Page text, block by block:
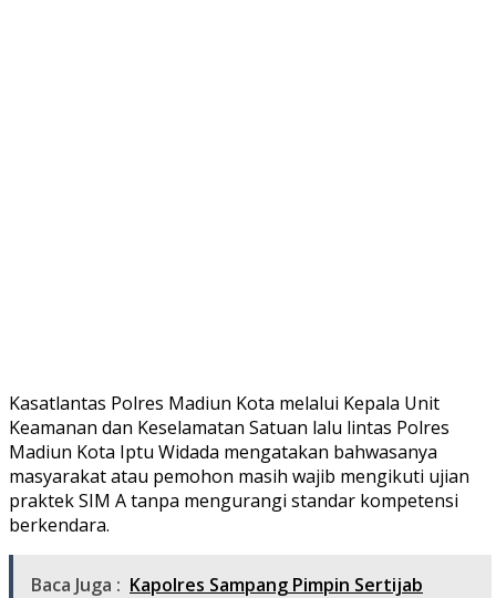
Kasatlantas Polres Madiun Kota melalui Kepala Unit
Keamanan dan Keselamatan Satuan lalu lintas Polres
Madiun Kota Iptu Widada mengatakan bahwasanya
masyarakat atau pemohon masih wajib mengikuti ujian
praktek SIM A tanpa mengurangi standar kompetensi
berkendara.
Baca Juga : Kapolres Sampang Pimpin Sertijab